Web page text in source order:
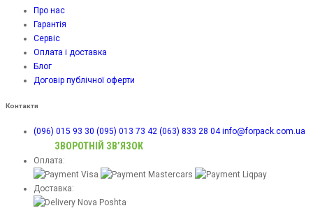
Про нас
Гарантія
Сервіс
Оплата і доставка
Блог
Договір публічної оферти
Контакти
(096) 015 93 30 (095) 013 73 42 (063) 833 28 04 info@forpack.com.ua
ЗВОРОТНІЙ ЗВ’ЯЗОК
Оплата:
Доставка: